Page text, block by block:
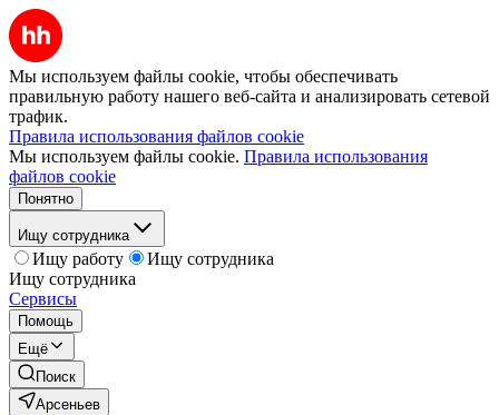
Мы используем файлы cookie, чтобы обеспечивать
правильную работу нашего веб-сайта и анализировать сетевой
трафик.
Правила использования файлов cookie
Мы используем файлы cookie. Правила использования
файлов cookie
Понятно
Ищу сотрудника
Ищу работу
Ищу сотрудника
Ищу сотрудника
Сервисы
Помощь
Ещё
Поиск
Арсеньев